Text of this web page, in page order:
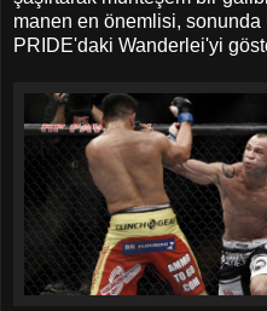
manen en önemlisi,
PRIDE'daki Wanderlei'yi